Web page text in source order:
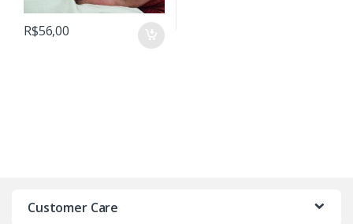
R$56,00
Customer Care